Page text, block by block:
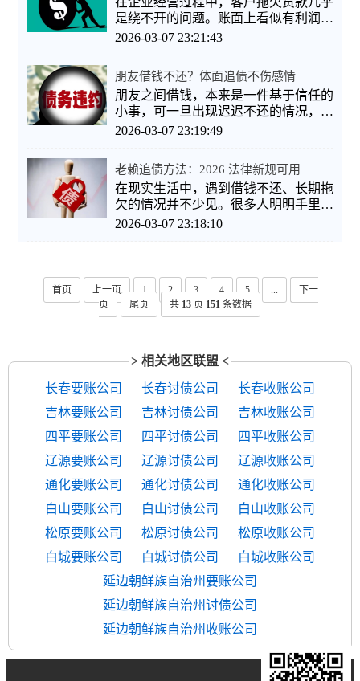
是绕不开的问题。账面上看似有利润，
实际现金却迟迟不到账，资金链压力
2026-03-07 23:21:43
朋友借钱不还？体面追债不伤感情
朋友之间借钱，本来是一件基于信任的
小事，可一旦出现迟迟不还的情况，关
系就容易变得微妙。很多人不是不想
2026-03-07 23:19:49
老赖追债方法：2026 法律新规可用
在现实生活中，遇到借钱不还、长期拖
欠的情况并不少见。很多人明明手里握
着借条、转账记录，却在追债时四处
2026-03-07 23:18:10
首页 上一页 1 2 3 4 5 ...
下一
页
尾页 共 13页 151条数据
> 相关地区联盟 <
长春要账公司
长春讨债公司
长春收账公司
吉林要账公司
吉林讨债公司
吉林收账公司
四平要账公司
四平讨债公司
四平收账公司
辽源要账公司
辽源讨债公司
辽源收账公司
通化要账公司
通化讨债公司
通化收账公司
白山要账公司
白山讨债公司
白山收账公司
松原要账公司
松原讨债公司
松原收账公司
白城要账公司
白城讨债公司
白城收账公司
延边朝鲜族自治州要账公司
延边朝鲜族自治州讨债公司
延边朝鲜族自治州收账公司